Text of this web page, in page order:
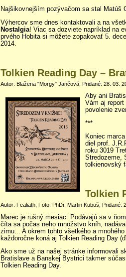
Najšikovnejším pozývačom sa stal Matúš
Výhercov sme dnes kontaktovali a na
Nostalgia! Viac sa dozviete napríklad na
prvého Hobita si môžete zopakovať 5.
2014.
Tolkien Reading Day –
Autor: Blažena "Morgy" Jančová, Pridané: 28. 03.
Aby ani
Vám aj
povolenie
***
Koniec
diel prof.
roku 3019
Stredozeme,
tolkienovský
Tolkien
Autor: Fealiath, Foto: PhDr. Martin Kubuš, Pridané:
Marec je rušný mesiac. Podávajú sa v
číta sa počas neho množstvo kníh,
zimu... A okrem tohto všetkého a mnohého
každoročne koná aj Tolkien Reading Day
Ako sme už na našej stránke informovali
Bratislave a Banskej Bystrici takmer
Tolkien Reading Day.